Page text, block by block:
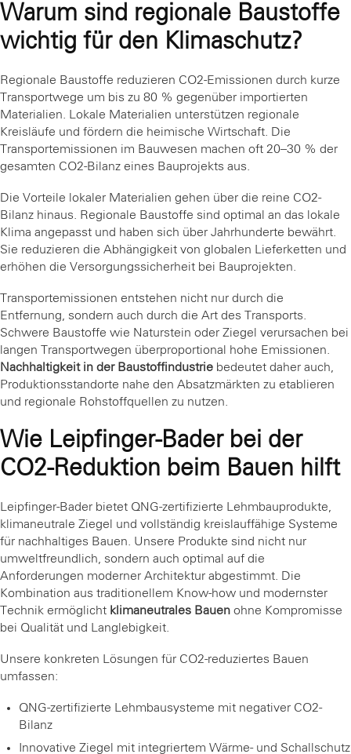
Warum sind regionale Baustoffe
wichtig für den Klimaschutz?
Regionale Baustoffe reduzieren CO2-Emissionen durch kurze
Transportwege um bis zu 80 % gegenüber importierten
Materialien. Lokale Materialien unterstützen regionale
Kreisläufe und fördern die heimische Wirtschaft. Die
Transportemissionen im Bauwesen machen oft 20–30 % der
gesamten CO2-Bilanz eines Bauprojekts aus.
Die Vorteile lokaler Materialien gehen über die reine CO2-
Bilanz hinaus. Regionale Baustoffe sind optimal an das lokale
Klima angepasst und haben sich über Jahrhunderte bewährt.
Sie reduzieren die Abhängigkeit von globalen Lieferketten und
erhöhen die Versorgungssicherheit bei Bauprojekten.
Transportemissionen entstehen nicht nur durch die
Entfernung, sondern auch durch die Art des Transports.
Schwere Baustoffe wie Naturstein oder Ziegel verursachen bei
langen Transportwegen überproportional hohe Emissionen.
Nachhaltigkeit in der Baustoffindustrie bedeutet daher auch,
Produktionsstandorte nahe den Absatzmärkten zu etablieren
und regionale Rohstoffquellen zu nutzen.
Wie Leipfinger-Bader bei der
CO2-Reduktion beim Bauen hilft
Leipfinger-Bader bietet QNG-zertifizierte Lehmbauprodukte,
klimaneutrale Ziegel und vollständig kreislauffähige Systeme
für nachhaltiges Bauen. Unsere Produkte sind nicht nur
umweltfreundlich, sondern auch optimal auf die
Anforderungen moderner Architektur abgestimmt. Die
Kombination aus traditionellem Know-how und modernster
Technik ermöglicht klimaneutrales Bauen ohne Kompromisse
bei Qualität und Langlebigkeit.
Unsere konkreten Lösungen für CO2-reduziertes Bauen
umfassen:
QNG-zertifizierte Lehmbausysteme mit negativer CO2-
Bilanz
Innovative Ziegel mit integriertem Wärme- und Schallschutz